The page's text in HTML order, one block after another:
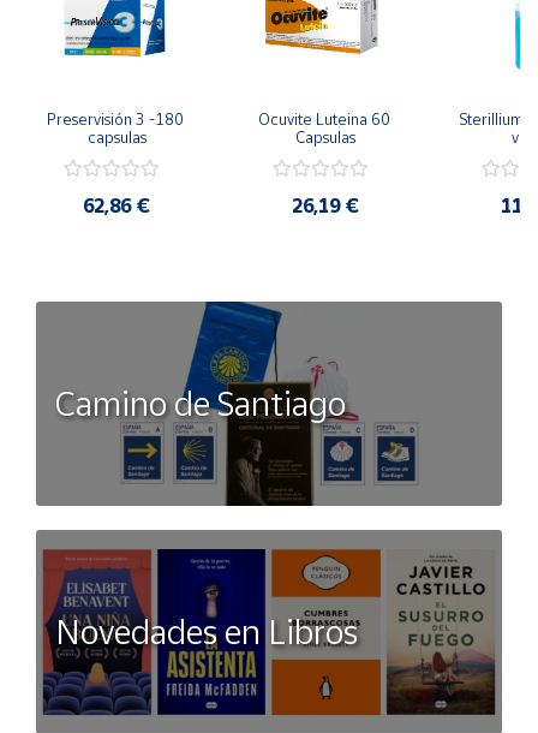
Preservisión 3 -180
capsulas
62,86 €
Ocuvite Luteina 60
Capsulas
26,19 €
Sterillium
Camino de Santiago
Novedades en Libros